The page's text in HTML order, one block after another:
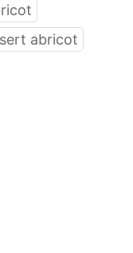
abricot